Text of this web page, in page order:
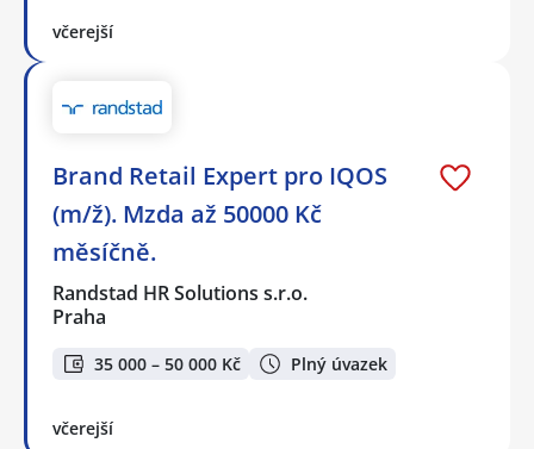
včerejší
Brand Retail Expert pro IQOS
(m/ž). Mzda až 50000 Kč
měsíčně.
Randstad HR Solutions s.r.o.
Praha
35 000 – 50 000 Kč Plný úvazek
včerejší